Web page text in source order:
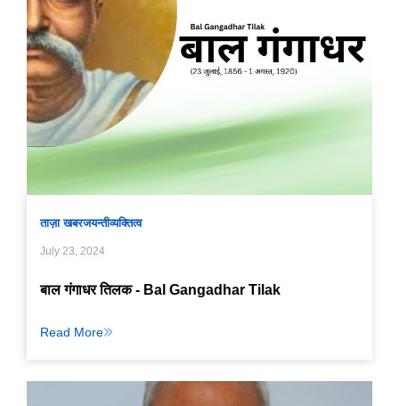
ताज़ा खबरजयन्तीव्यक्तित्व
July 23, 2024
बाल गंगाधर तिलक - Bal Gangadhar Tilak
Read More